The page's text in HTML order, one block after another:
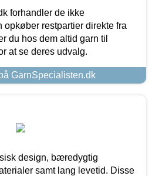
forhandler de ikke
opkøber restpartier direkte fra
du hos dem altid garn til
at se deres udvalg.
GarnSpecialisten.dk
design, bæredygtig
samt lang levetid. Disse